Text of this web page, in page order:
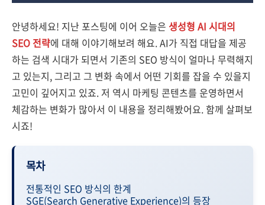
안녕하세요! 지난 포스팅에 이어 오늘은 생성형 AI 시대의
SEO 전략에 대해 이야기해보려 해요. AI가 직접 대답을 제공
하는 검색 시대가 되면서 기존의 SEO 방식이 얼마나 무력해지
고 있는지, 그리고 그 변화 속에서 어떤 기회를 잡을 수 있을지
고민이 깊어지고 있죠. 저 역시 마케팅 콘텐츠를 운영하면서
체감하는 변화가 많아서 이 내용을 정리해봤어요. 함께 살펴보
시죠!
목차
전통적인 SEO 방식의 한계
SGE(Search Generative Experience)의 등장